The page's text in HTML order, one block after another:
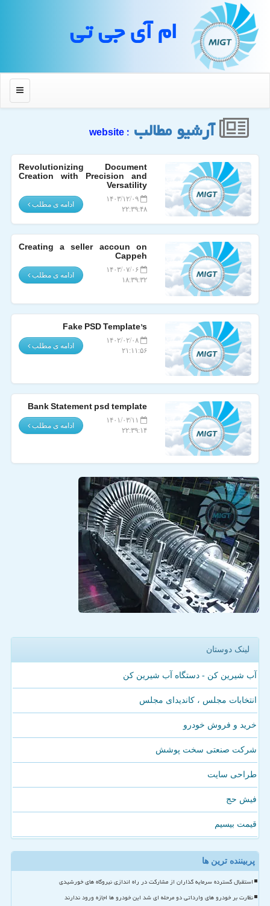
ام آی جی تی
منو
آرشیو مطالب : website
Revolutionizing Document
Creation with Precision and
Versatility
۱۴۰۳/۱۲/۰۹
۲۲:۳۹:۴۸
ادامه ی مطلب
Creating a seller accoun on
Cappeh
۱۴۰۳/۰۷/۰۶
۱۸:۳۹:۳۲
ادامه ی مطلب
Fake PSD Template’s
۱۴۰۲/۰۲/۰۸
۲۱:۱۱:۵۶
ادامه ی مطلب
Bank Statement psd template
۱۴۰۱/۰۳/۱۱
۲۲:۳۹:۱۴
ادامه ی مطلب
لینک دوستان
آب شیرین کن - دستگاه آب شیرین کن
انتخابات مجلس ، کاندیدای مجلس
خرید و فروش خودرو
شرکت صنعتی سخت پوشش
طراحی سایت
فیش حج
قیمت بیسیم
پربیننده ترین ها
استقبال گسترده سرمایه گذاران از مشارکت در راه اندازی نیروگاه های خورشیدی
نظارت بر خودرو های وارداتی دو مرحله ای شد این خودرو ها اجازه ورود ندارند